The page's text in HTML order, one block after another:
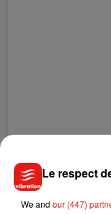
Voir cette
Le respect
We and our (447)